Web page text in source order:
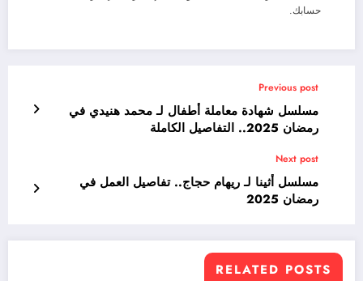
حسابك.
Previous post
مسلسل شهادة معاملة أطفال لـ محمد هنيدي في
رمضان 2025.. التفاصيل الكاملة
Next post
مسلسل أثينا لـ ريهام حجاج.. تفاصيل العمل في
رمضان 2025
RELATED POSTS